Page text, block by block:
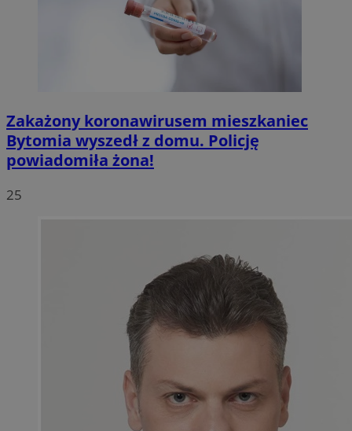
Zakażony koronawirusem mieszkaniec
Bytomia wyszedł z domu. Policję
powiadomiła żona!
25